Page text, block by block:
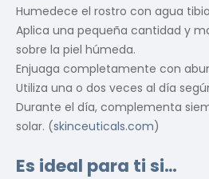
Humedece el rostro con agua
Aplica una pequeña cantidad y
sobre la piel húmeda.
Enjuaga completamente con
Utiliza una o dos veces al día
Durante el día, complementa
solar. (skinceuticals.com)
Es ideal para ti si…